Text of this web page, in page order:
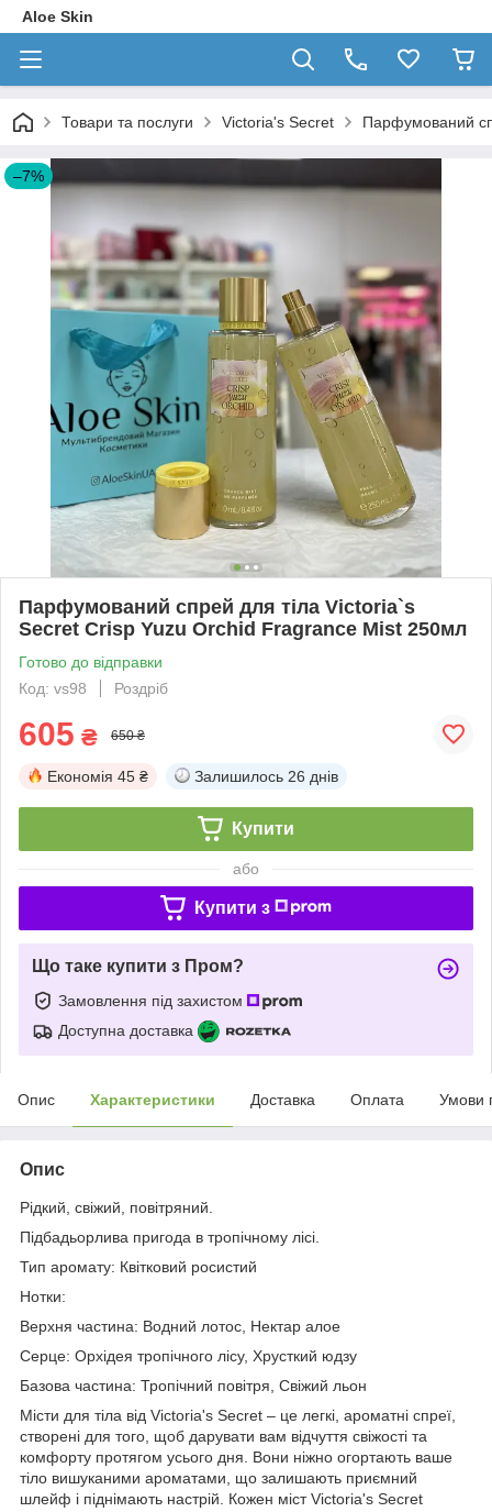
Aloe Skin
Товари та послуги Victoria's Secret Парфумований
–7%
Парфумований спрей для тіла Victoria`s
Secret Crisp Yuzu Orchid Fragrance Mist 250мл
Готово до відправки
Код: vs98
Роздріб
605 ₴ 650 ₴
Економія 45 ₴ Залишилось 26 днів
Купити
або
Купити з
Що таке купити з Пром?
Замовлення під захистом
Доступна доставка
Опис Характеристики Доставка Оплата Умови
Опис
Рідкий, свіжий, повітряний.
Підбадьорлива пригода в тропічному лісі.
Тип аромату: Квітковий росистий
Нотки:
Верхня частина: Водний лотос, Нектар алое
Серце: Орхідея тропічного лісу, Хрусткий юдзу
Базова частина: Тропічний повітря, Свіжий льон
Місти для тіла від Victoria's Secret – це легкі, ароматні спреї,
створені для того, щоб дарувати вам відчуття свіжості та
комфорту протягом усього дня. Вони ніжно огортають ваше
тіло вишуканими ароматами, що залишають приємний
шлейф і піднімають настрій. Кожен міст Victoria's Secret